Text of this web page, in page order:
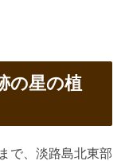
の星の植
で、淡路島北東部